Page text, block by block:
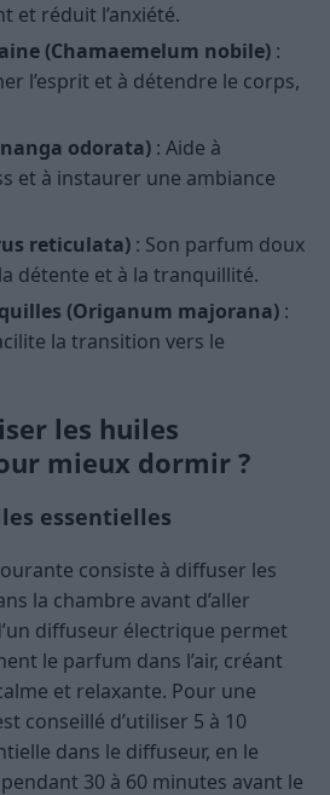
et réduit l’anxiété.
(Chamaemelum nobile) :
l’esprit et à détendre le corps,
odorata) : Aide à
et à instaurer une ambiance
reticulata) : Son parfum doux
détente et à la tranquillité.
(Origanum majorana) :
la transition vers le
les huiles
mieux dormir ?
essentielles
consiste à diffuser les
la chambre avant d’aller
diffuseur électrique permet
le parfum dans l’air, créant
et relaxante. Pour une
conseillé d’utiliser 5 à 10
dans le diffuseur, en le
30 à 60 minutes avant le